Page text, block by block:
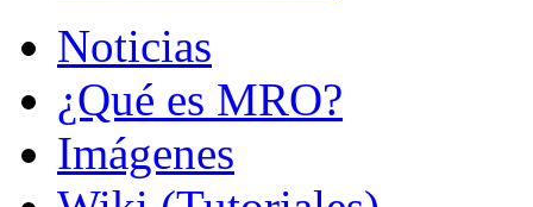
Noticias
¿Qué es MRO?
Imágenes